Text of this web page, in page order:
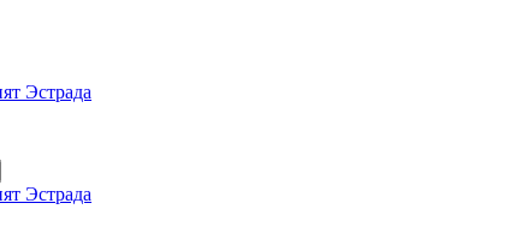
Эстрада
Эстрада